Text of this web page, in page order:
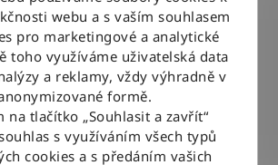
webu a s vaším souhlasem
pro marketingové a analytické
toho využíváme uživatelská data
a reklamy, vždy výhradně v
formě.
na tlačítko „Souhlasit a zavřít“
s využíváním všech typů
cookies a s předáním vašich
DORUČENÍ
odesíláme každý pracovní den do 12:00
SKLADEM
zboží leží na našem skladě